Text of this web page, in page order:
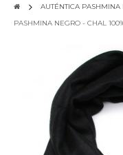
AUTÉNTICA
PASHMINA NEGRO - CHAL